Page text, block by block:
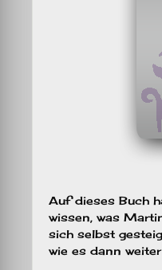
Auf dieses Buch
wissen, was
sich selbst
wie es dann